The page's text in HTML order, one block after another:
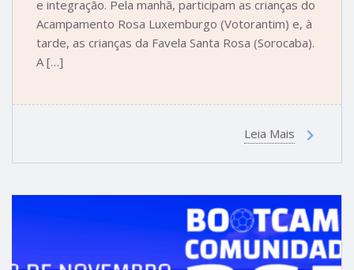
e integração. Pela manhã, participam as crianças do
Acampamento Rosa Luxemburgo (Votorantim) e, à
tarde, as crianças da Favela Santa Rosa (Sorocaba).
A […]
Leia Mais